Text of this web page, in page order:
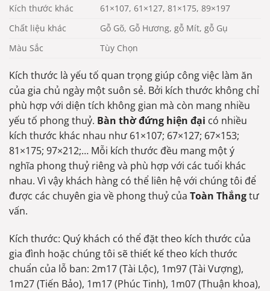
Kích thước khác
61×107, 61×127, 81×175, 89×197
Chất liệu khác
Gỗ Gõ, Gỗ Hương, gỗ Mít, gỗ Gụ
Màu Sắc
Tùy Chọn
Kích thước là yếu tố quan trọng giúp công việc làm ăn
của gia chủ ngày một suôn sẻ. Bởi kích thước không chỉ
phù hợp với diện tích không gian mà còn mang nhiều
yếu tố phong thuỷ. Bàn thờ đứng hiện đại có nhiều
kích thước khác nhau như 61×107; 67×127; 67×153;
81×175; 97×212;… Mỗi kích thước đều mang một ý
nghĩa phong thuỷ riêng và phù hợp với các tuổi khác
nhau. Vì vậy khách hàng có thể liên hệ với chúng tôi để
được các chuyên gia về phong thuỷ của Toàn Thắngtư
vấn.
Kích thước: Quý khách có thể đặt theo kích thước của
gia đình hoặc chúng tôi sẽ thiết kế theo kích thước
chuẩn của lỗ ban: 2m17 (Tài Lộc), 1m97 (Tài Vượng),
1m27 (Tiến Bảo), 1m17 (Phúc Tinh), 1m07 (Thuận khoa),